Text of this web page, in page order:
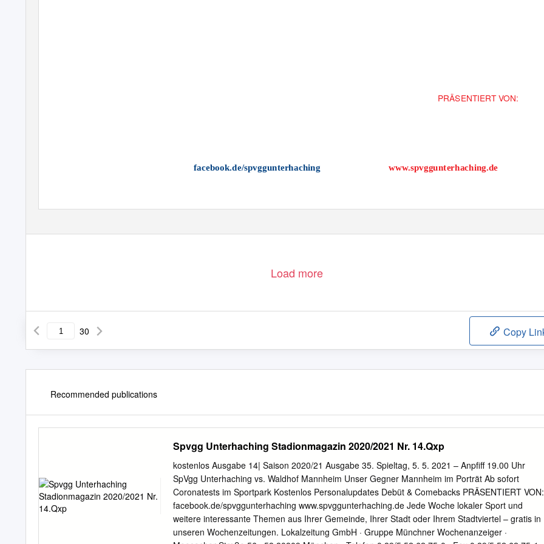
PRÄSENTIERT VON:
facebook.de/spvggunterhaching www.spvggunterhaching.de
Load more
30 Copy
Recommended publications
Spvgg Unterhaching Stadionmagazin 2020/2021 Nr. 14.Qxp
kostenlos Ausgabe 14| Saison 2020/21 Ausgabe 35. Spieltag, 5. 5. 2021 – Anpfiff 19.00 Uhr
SpVgg Unterhaching vs. Waldhof Mannheim Unser Gegner Mannheim im Porträt Ab sofort
Coronatests im Sportpark Kostenlos Personalupdates Debüt & Comebacks PRÄSENTIERT VON:
facebook.de/spvggunterhaching www.spvggunterhaching.de Jede Woche lokaler Sport und
weitere interessante Themen aus Ihrer Gemeinde, Ihrer Stadt oder Ihrem Stadtviertel – gratis in
unseren Wochenzeitungen. Lokalzeitung GmbH · Gruppe Münchner Wochenanzeiger ·